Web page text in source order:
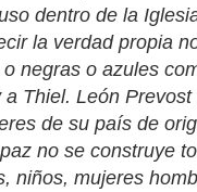
dentro de la
la verdad propia
negras o azules
Thiel. León
de su país de
no se construye
niños, mujeres